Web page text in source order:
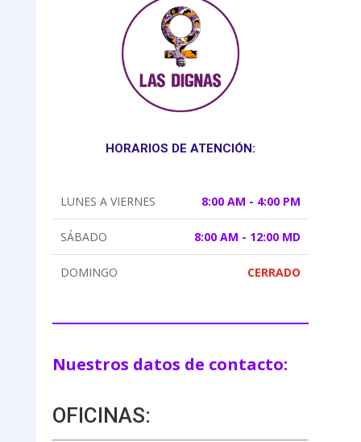
HORARIOS DE ATENCIÓN:
LUNES A VIERNES 8:00 AM - 4:00 PM
SÁBADO 8:00 AM - 12:00 MD
DOMINGO CERRADO
Nuestros datos de contacto:
OFICINAS: